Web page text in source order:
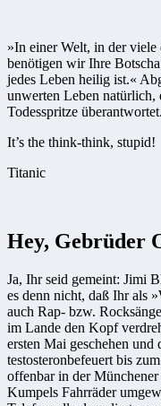
»In einer Welt, in der viele
benötigen wir Ihre
jedes Leben heilig ist.«
unwerten Leben natürlich,
Todesspritze überantwortet.
It’s the think-think, stupid!
Titanic
Hey, Gebrüder
Ja, Ihr seid gemeint: Jimi
es denn nicht, daß Ihr als
auch Rap- bzw.
im Lande den Kopf
ersten Mai geschehen und
testosteronbefeuert bis
offenbar in der Münchener
Kumpels Fahrräder